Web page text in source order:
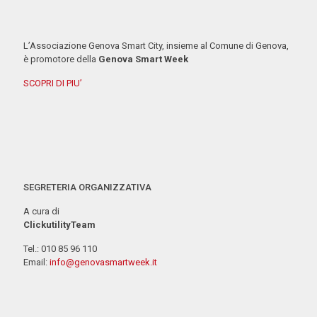
L’Associazione Genova Smart City, insieme al Comune di Genova,
è promotore della Genova Smart Week
SCOPRI DI PIU’
SEGRETERIA ORGANIZZATIVA
A cura di
ClickutilityTeam
Tel.: 010 85 96 110
Email: info@genovasmartweek.it